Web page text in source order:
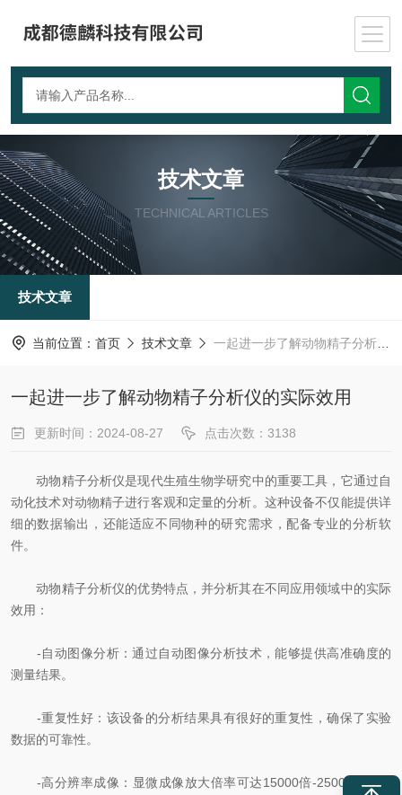
技术文章
TECHNICAL ARTICLES
技术文章
当前位置： 首页 技术文章 一起进一步了解动物精子分析仪的实际效用
一起进一步了解动物精子分析仪的实际效用
更新时间：2024-08-27 点击次数：3138
动物精子分析仪是现代生殖生物学研究中的重要工具，它通过自
动化技术对动物精子进行客观和定量的分析。这种设备不仅能提供详
细的数据输出，还能适应不同物种的研究需求，配备专业的分析软
件。
动物精子分析仪的优势特点，并分析其在不同应用领域中的实际
效用：
-自动图像分析：通过自动图像分析技术，能够提供高准确度的
测量结果。
-重复性好：该设备的分析结果具有很好的重复性，确保了实验
数据的可靠性。
-高分辨率成像：显微成像放大倍率可达15000倍-25000倍，分